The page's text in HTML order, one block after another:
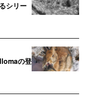
シリー
の登